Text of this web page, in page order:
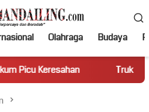
Olahraga Budaya
Truk Miring Hambat Arus